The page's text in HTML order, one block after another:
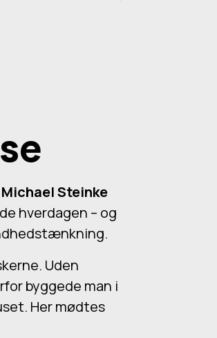
Michael Steinke
hverdagen – og
Uden
byggede man i
Her mødtes